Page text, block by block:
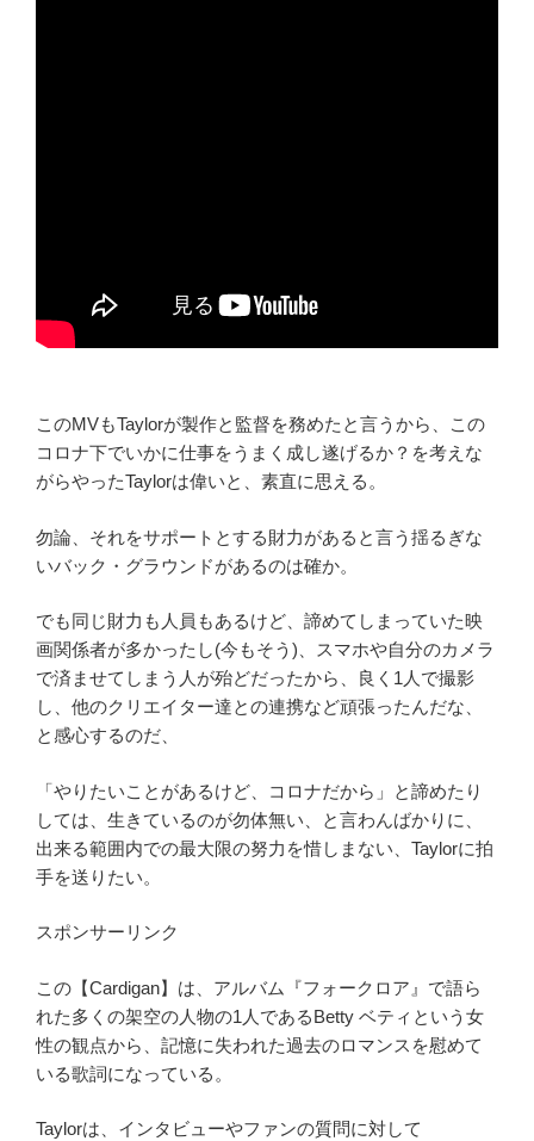
このMVもTaylorが製作と監督を務めたと言うから、この
コロナ下でいかに仕事をうまく成し遂げるか？を考えな
がらやったTaylorは偉いと、素直に思える。
勿論、それをサポートとする財力があると言う揺るぎな
いバック・グラウンドがあるのは確か。
でも同じ財力も人員もあるけど、諦めてしまっていた映
画関係者が多かったし(今もそう)、スマホや自分のカメラ
で済ませてしまう人が殆どだったから、良く1人で撮影
し、他のクリエイター達との連携など頑張ったんだな、
と感心するのだ、
「やりたいことがあるけど、コロナだから」と諦めたり
しては、生きているのが勿体無い、と言わんばかりに、
出来る範囲内での最大限の努力を惜しまない、Taylorに拍
手を送りたい。
スポンサーリンク
この【Cardigan】は、アルバム『フォークロア』で語ら
れた多くの架空の人物の1人であるBetty ベティという女
性の観点から、記憶に失われた過去のロマンスを慰めて
いる歌詞になっている。
Taylorは、インタビューやファンの質問に対して